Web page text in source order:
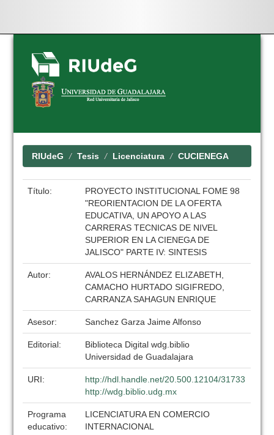
Skip
navigation
RIUdeG Tesis Licenciatura CUCIENEGA
Título:
PROYECTO INSTITUCIONAL FOME 98
"REORIENTACION DE LA OFERTA
EDUCATIVA, UN APOYO A LAS
CARRERAS TECNICAS DE NIVEL
SUPERIOR EN LA CIENEGA DE
JALISCO" PARTE IV: SINTESIS
Autor:
AVALOS HERNÁNDEZ ELIZABETH,
CAMACHO HURTADO SIGIFREDO,
CARRANZA SAHAGUN ENRIQUE
Asesor: Sanchez Garza Jaime Alfonso
Editorial:
Biblioteca Digital wdg.biblio
Universidad de Guadalajara
URI:
http://hdl.handle.net/20.500.12104/31733
http://wdg.biblio.udg.mx
Programa
educativo:
LICENCIATURA EN COMERCIO
INTERNACIONAL